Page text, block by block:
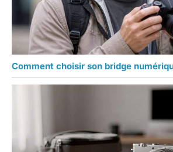
Comment choisir son bridge